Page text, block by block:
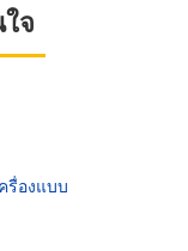
จ
รื่องแบบ